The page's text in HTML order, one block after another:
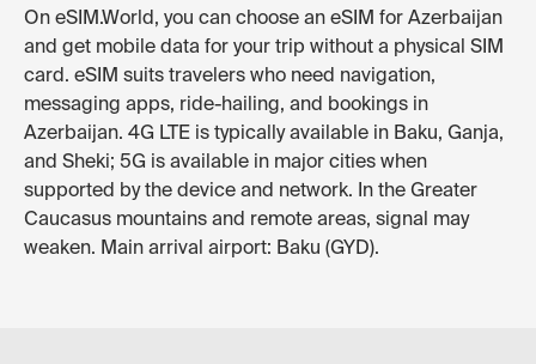
On eSIM.World, you can choose an eSIM for Azerbaijan
and get mobile data for your trip without a physical SIM
card. eSIM suits travelers who need navigation,
messaging apps, ride-hailing, and bookings in
Azerbaijan. 4G LTE is typically available in Baku, Ganja,
and Sheki; 5G is available in major cities when
supported by the device and network. In the Greater
Caucasus mountains and remote areas, signal may
weaken. Main arrival airport: Baku (GYD).